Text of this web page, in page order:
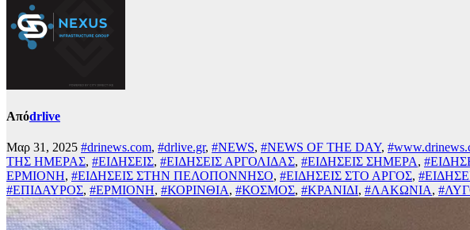
Απόdrlive
Μαρ 31, 2025 #drinews.com, #drlive.gr, #NEWS, #NEWS OF THE DAY,
ΤΗΣ ΗΜΕΡΑΣ, #ΕΙΔΗΣΕΙΣ, #ΕΙΔΗΣΕΙΣ ΑΡΓΟΛΙΔΑΣ, #ΕΙΔΗΣΕΙΣ ΣΗΜΕΡΑ,
ΕΡΜΙΟΝΗ, #ΕΙΔΗΣΕΙΣ ΣΤΗΝ ΠΕΛΟΠΟΝΝΗΣΟ, #ΕΙΔΗΣΕΙΣ ΣΤΟ ΑΡΓΟΣ,
#ΕΠΙΔΑΥΡΟΣ, #ΕΡΜΙΟΝΗ, #ΚΟΡΙΝΘΙΑ, #ΚΟΣΜΟΣ, #ΚΡΑΝΙΔΙ, #ΛΑΚΩΝΙΑ,